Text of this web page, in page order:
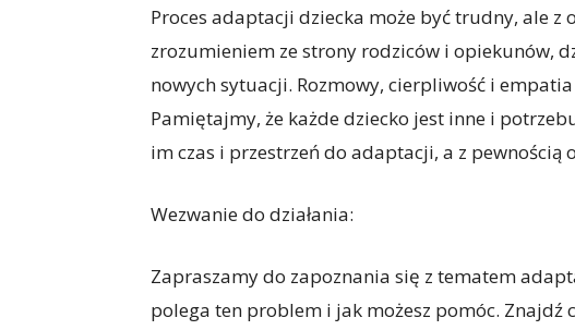
Proces adaptacji dziecka może być trudny, ale
zrozumieniem ze strony rodziców i opiekunów,
nowych sytuacji. Rozmowy, cierpliwość i
Pamiętajmy, że każde dziecko jest inne i
im czas i przestrzeń do adaptacji, a z
Wezwanie do działania:
Zapraszamy do zapoznania się z tematem
polega ten problem i jak możesz pomóc. Znajdź